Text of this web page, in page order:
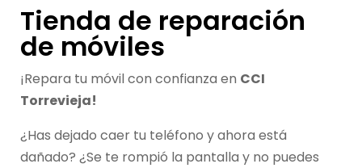
Tienda de reparación
de móviles
¡Repara tu móvil con confianza en CCI
Torrevieja!
¿Has dejado caer tu teléfono y ahora está
dañado? ¿Se te rompió la pantalla y no puedes